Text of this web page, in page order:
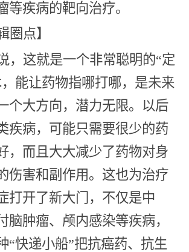
等疾病的靶向治疗。
圈点】
，这就是一个非常聪明的“定
能让药物指哪打哪，是未来
个大方向，潜力无限。以后
疾病，可能只需要很少的药
，而且大大减少了药物对身
伤害和副作用。这也为治疗
打开了新大门，不仅是中
脑肿瘤、颅内感染等疾病，
“快递小船”把抗癌药、抗生